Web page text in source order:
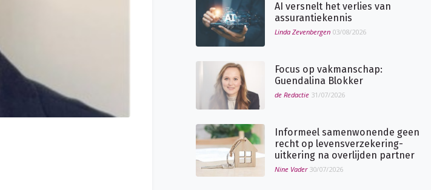
AI versnelt het verlies van
assurantiekennis
Linda Zevenbergen 03/08/2026
Focus op vakmanschap:
Guendalina Blokker
de Redactie 31/07/2026
Informeel samenwonende geen
recht op levensverzekering-
uitkering na overlijden partner
Nine Vader 30/07/2026